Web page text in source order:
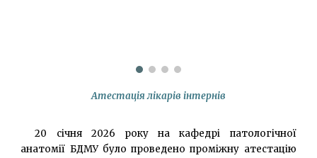
Атестація лікарів інтернів
20 січня 2026 року на кафедрі патологічної
анатомії БДМУ було проведено проміжну атестацію